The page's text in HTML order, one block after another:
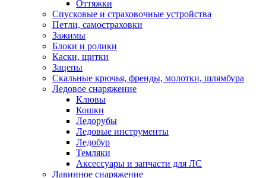
Оттяжки
Спусковые и страховочные устройства
Петли, самостраховки
Зажимы
Блоки и ролики
Каски, щитки
Зацепы
Скальные крючья, френды, молотки, шлямбура
Ледовое снаряжение
Клювы
Кошки
Ледорубы
Ледовые инструменты
Ледобур
Темляки
Аксессуары и запчасти для ЛС
Лавинное снаряжение